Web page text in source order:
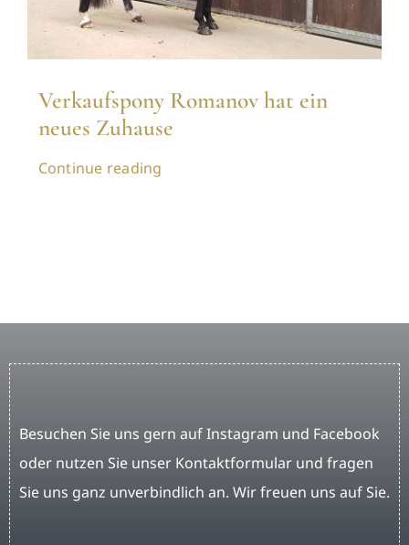
Verkaufspony Romanov hat ein
neues Zuhause
Continue reading
Besuchen Sie uns gern auf Instagram und Facebook
oder nutzen Sie unser Kontaktformular und fragen
Sie uns ganz unverbindlich an. Wir freuen uns auf Sie.